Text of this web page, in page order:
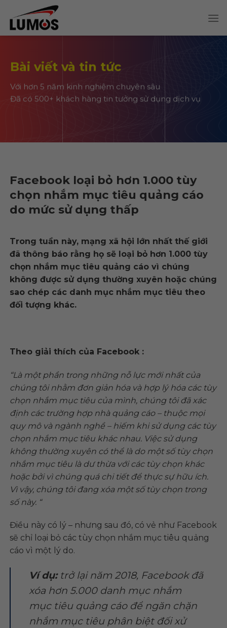
content
Bài viết và tin tức
Với hơn 5 năm kinh nghiệm chuyên sâu
Đã có 500+ khách hàng tin tưởng sử dụng dịch vụ
Facebook loại bỏ hơn 1.000 tùy
chọn nhắm mục tiêu quảng cáo
do mức sử dụng thấp
Trong tuần này, mạng xã hội lớn nhất thế giới
đã thông báo rằng họ sẽ loại bỏ hơn 1.000 tùy
chọn nhắm mục tiêu quảng cáo vì chúng
không được sử dụng thường xuyên hoặc chúng
sao chép các danh mục nhắm mục tiêu theo
đối tượng khác.
Theo giải thích của Facebook :
“Là một phần trong những nỗ lực mới nhất của
chúng tôi nhằm đơn giản hóa và hợp lý hóa các tùy
chọn nhắm mục tiêu của mình, chúng tôi đã xác
định các trường hợp nhà quảng cáo – thuộc mọi
quy mô và ngành nghề – hiếm khi sử dụng các tùy
chọn nhắm mục tiêu khác nhau. Việc sử dụng
không thường xuyên có thể là do một số tùy chọn
nhắm mục tiêu là dư thừa với các tùy chọn khác
hoặc bởi vì chúng quá chi tiết để thực sự hữu ích.
Vì vậy, chúng tôi đang xóa một số tùy chọn trong
số này. “
Điều này có lý – nhưng sau đó, có vẻ như Facebook
sẽ chỉ loại bỏ các tùy chọn nhắm mục tiêu quảng
cáo vì một lý do.
Ví dụ:trở lại năm 2018, Facebook đã
xóa hơn 5.000 danh mục nhắm
mục tiêu quảng cáo để ngăn chặn
nhắm mục tiêu phân biệt đối xử